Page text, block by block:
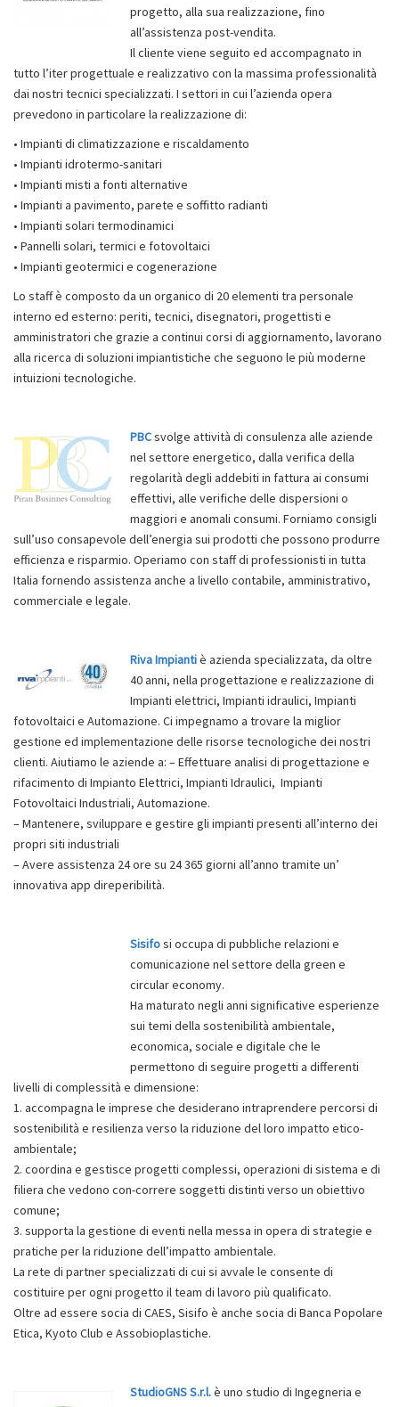
progetto, alla sua realizzazione, fino
all’assistenza post-vendita.
Il cliente viene seguito ed accompagnato in
tutto l’iter progettuale e realizzativo con la massima professionalità
dai nostri tecnici specializzati. I settori in cui l’azienda opera
prevedono in particolare la realizzazione di:
• Impianti di climatizzazione e riscaldamento
• Impianti idrotermo-sanitari
• Impianti misti a fonti alternative
• Impianti a pavimento, parete e soffitto radianti
• Impianti solari termodinamici
• Pannelli solari, termici e fotovoltaici
• Impianti geotermici e cogenerazione
Lo staff è composto da un organico di 20 elementi tra personale
interno ed esterno: periti, tecnici, disegnatori, progettisti e
amministratori che grazie a continui corsi di aggiornamento, lavorano
alla ricerca di soluzioni impiantistiche che seguono le più moderne
intuizioni tecnologiche.
PBCsvolge attività di consulenza alle aziende
nel settore energetico, dalla verifica della
regolarità degli addebiti in fattura ai consumi
effettivi, alle verifiche delle dispersioni o
maggiori e anomali consumi. Forniamo consigli
sull’uso consapevole dell’energia sui prodotti che possono produrre
efficienza e risparmio. Operiamo con staff di professionisti in tutta
Italia fornendo assistenza anche a livello contabile, amministrativo,
commerciale e legale.
Riva Impiantiè azienda specializzata, da oltre
40 anni, nella progettazione e realizzazione di
Impianti elettrici, Impianti idraulici, Impianti
fotovoltaici e Automazione. Ci impegnamo a trovare la miglior
gestione ed implementazione delle risorse tecnologiche dei nostri
clienti. Aiutiamo le aziende a: – Effettuare analisi di progettazione e
rifacimento di Impianto Elettrici, Impianti Idraulici, Impianti
Fotovoltaici Industriali, Automazione.
– Mantenere, sviluppare e gestire gli impianti presenti all’interno dei
propri siti industriali
– Avere assistenza 24 ore su 24 365 giorni all’anno tramite un’
innovativa app direperibilità.
Sisifosi occupa di pubbliche relazioni e
comunicazione nel settore della green e
circular economy.
Ha maturato negli anni significative esperienze
sui temi della sostenibilità ambientale,
economica, sociale e digitale che le
permettono di seguire progetti a differenti
livelli di complessità e dimensione:
1. accompagna le imprese che desiderano intraprendere percorsi di
sostenibilità e resilienza verso la riduzione del loro impatto etico-
ambientale;
2. coordina e gestisce progetti complessi, operazioni di sistema e di
filiera che vedono con-correre soggetti distinti verso un obiettivo
comune;
3. supporta la gestione di eventi nella messa in opera di strategie e
pratiche per la riduzione dell’impatto ambientale.
La rete di partner specializzati di cui si avvale le consente di
costituire per ogni progetto il team di lavoro più qualificato.
Oltre ad essere socia di CAES, Sisifo è anche socia di Banca Popolare
Etica, Kyoto Club e Assobioplastiche.
StudioGNS S.r.l.è uno studio di Ingegneria e